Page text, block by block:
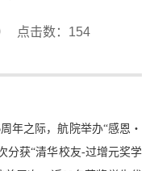
点击数： 154
年之际，航院举办“感恩・
分获“清华校友-过增元奖学